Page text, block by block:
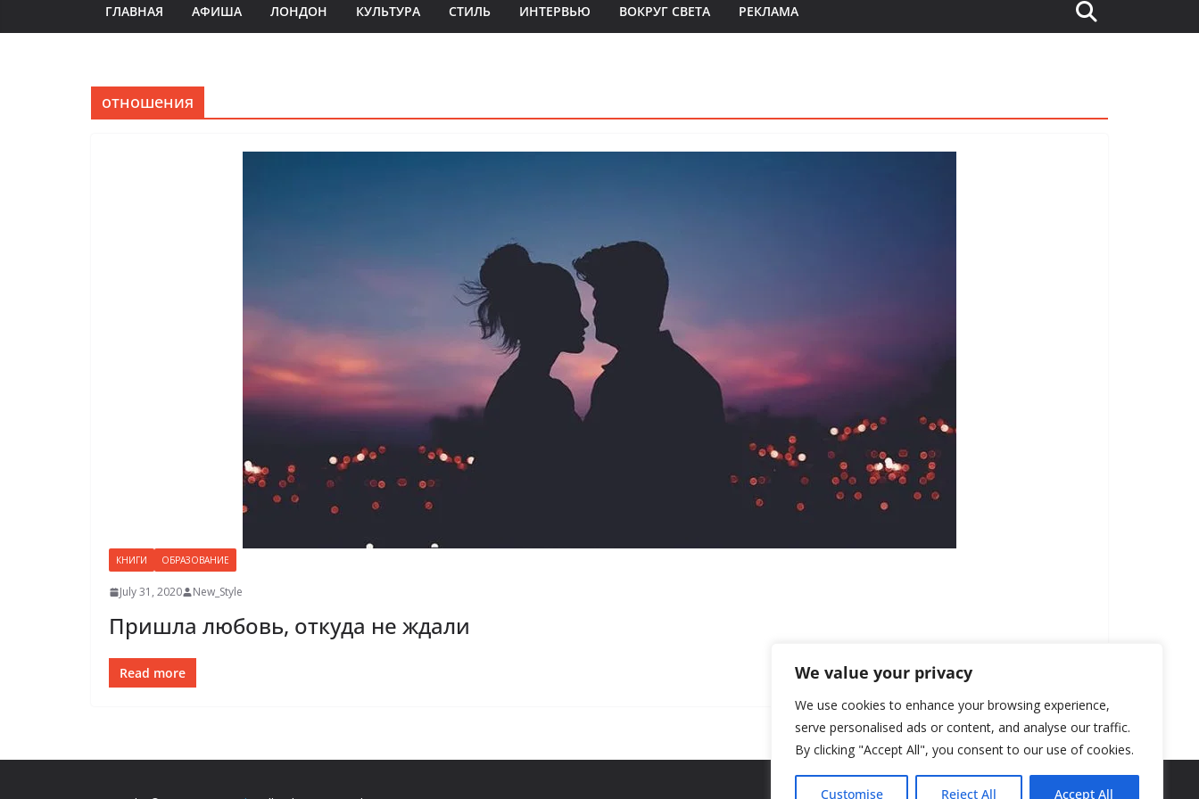
We value your privacy
We use cookies to enhance your browsing experience,
serve personalised ads or content, and analyse our traffic.
By clicking "Accept All", you consent to our use of cookies.
Customise Reject All Accept All
ГЛАВНАЯ АФИША ЛОНДОН КУЛЬТУРА СТИЛЬ ИНТЕРВЬЮ ВОКРУГ СВЕТА РЕКЛАМА
отношения
КНИГИ ОБРАЗОВАНИЕ
July 31, 2020 New_Style
Пришла любовь, откуда не ждали
Read more